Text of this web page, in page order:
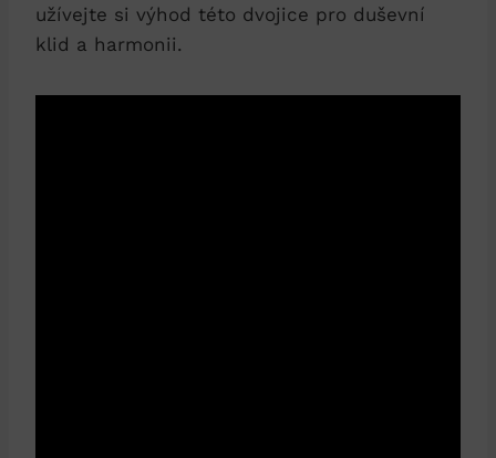
užívejte si výhod této dvojice pro duševní
klid a harmonii.